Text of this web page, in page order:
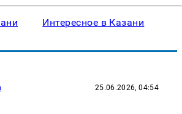
Интересное в Казани
25.06.2026, 04:54